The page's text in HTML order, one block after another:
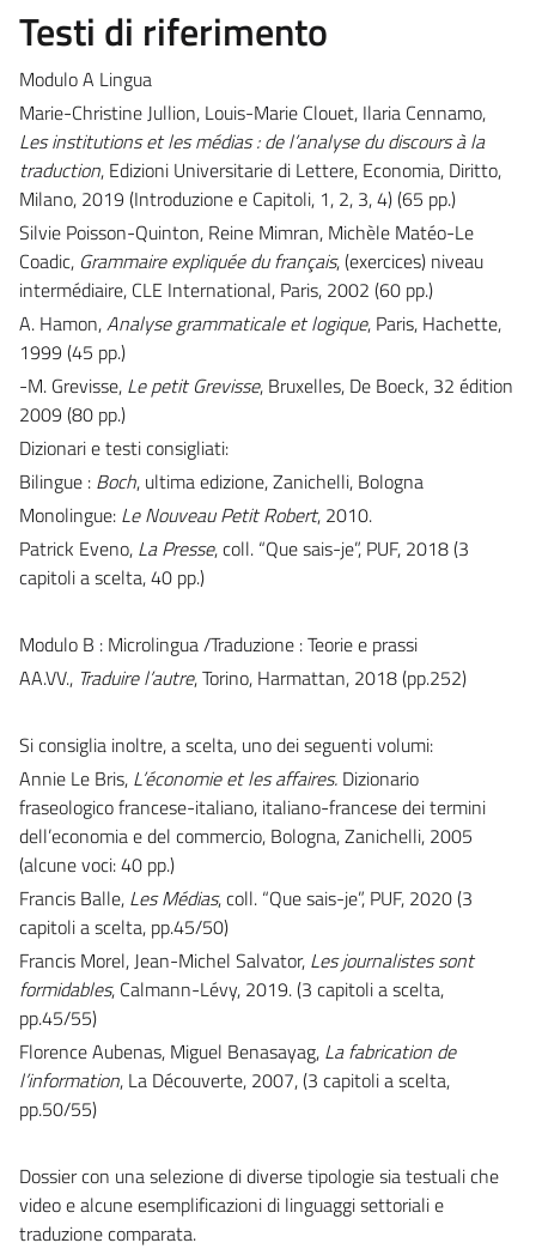
Testi di riferimento
Modulo A Lingua
Marie-Christine Jullion, Louis-Marie Clouet, Ilaria Cennamo,
Les institutions et les médias : de l’analyse du discours à la
traduction, Edizioni Universitarie di Lettere, Economia, Diritto,
Milano, 2019 (Introduzione e Capitoli, 1, 2, 3, 4) (65 pp.)
Silvie Poisson-Quinton, Reine Mimran, Michèle Matéo-Le
Coadic, Grammaire expliquée du français, (exercices) niveau
intermédiaire, CLE International, Paris, 2002 (60 pp.)
A. Hamon,Analyse grammaticale et logique, Paris, Hachette,
1999 (45 pp.)
-M. Grevisse, Le petit Grevisse, Bruxelles, De Boeck, 32 édition
2009 (80 pp.)
Dizionari e testi consigliati:
Bilingue : Boch, ultima edizione, Zanichelli, Bologna
Monolingue: Le Nouveau Petit Robert, 2010.
Patrick Eveno, La Presse, coll. “Que sais-je”, PUF, 2018 (3
capitoli a scelta, 40 pp.)
Modulo B : Microlingua /Traduzione : Teorie e prassi
AA.VV., Traduire l’autre, Torino, Harmattan, 2018 (pp.252)
Si consiglia inoltre, a scelta, uno dei seguenti volumi:
Annie Le Bris, L’économie et les affaires. Dizionario
fraseologico francese-italiano, italiano-francese dei termini
dell’economia e del commercio, Bologna, Zanichelli, 2005
(alcune voci: 40 pp.)
Francis Balle, Les Médias, coll. “Que sais-je”, PUF, 2020 (3
capitoli a scelta, pp.45/50)
Francis Morel, Jean-Michel Salvator, Les journalistes sont
formidables, Calmann-Lévy, 2019. (3 capitoli a scelta,
pp.45/55)
Florence Aubenas, Miguel Benasayag, La fabrication de
l’information, La Découverte, 2007, (3 capitoli a scelta,
pp.50/55)
Dossier con una selezione di diverse tipologie sia testuali che
video e alcune esemplificazioni di linguaggi settoriali e
traduzione comparata.